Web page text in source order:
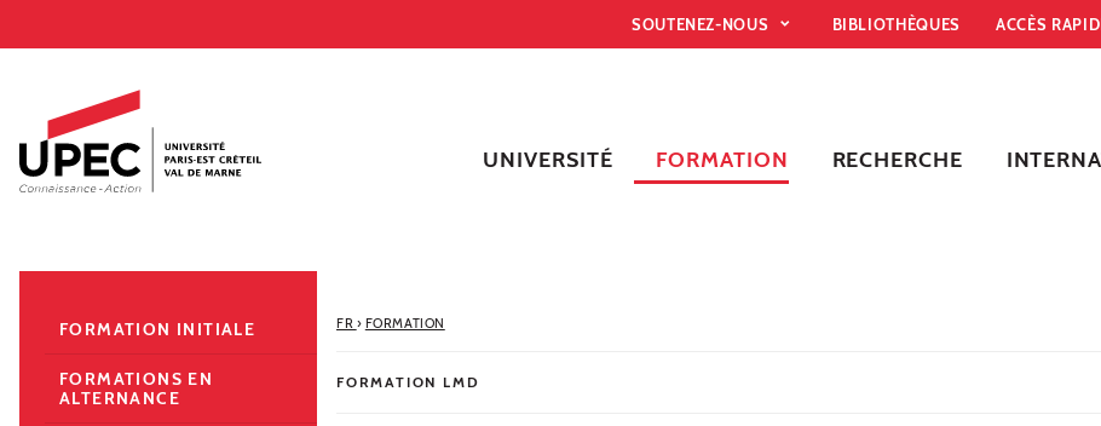
Accès directs
Recherche
Navigation secondaire
SOUTENEZ-NOUS BIBLIOTHÈQUES ACCÈS
UNIVERSITÉ FORMATION RECHERCHE
FR › FORMATION
FORMATION LMD
FORMATION INITIALE
FORMATIONS EN
ALTERNANCE